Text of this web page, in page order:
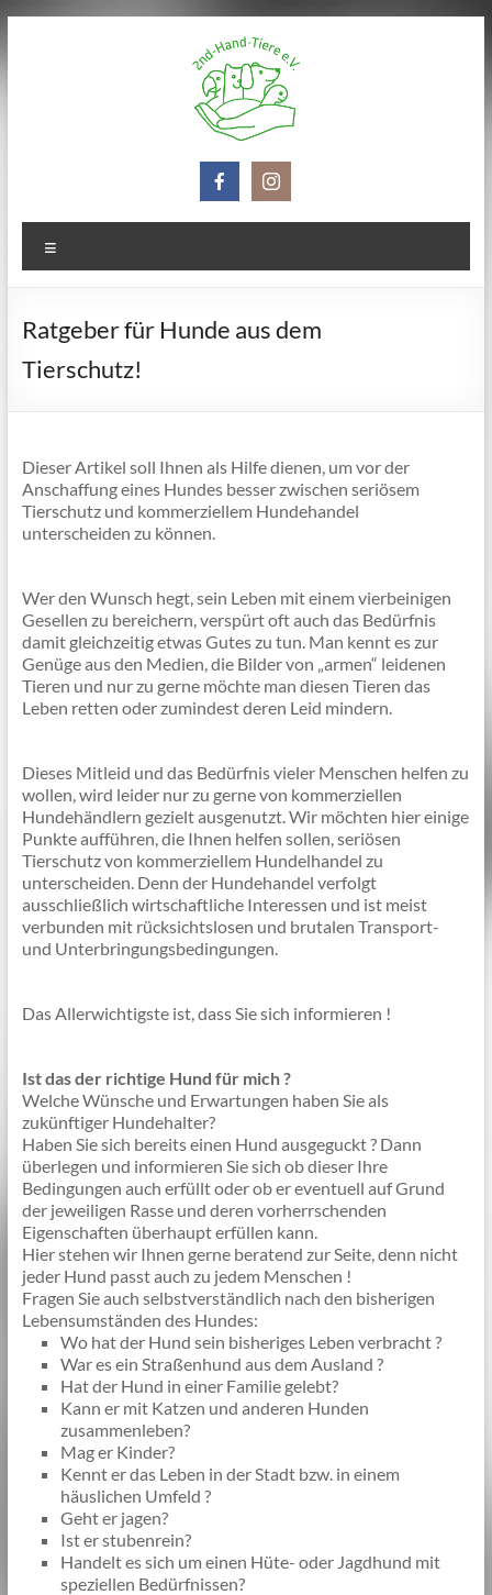
Hand-
Tiere
Ratgeber für Hunde aus dem
Tierschutz!
Dieser Artikel soll Ihnen als Hilfe dienen, um vor der
Anschaffung eines Hundes besser zwischen seriösem
Tierschutz und kommerziellem Hundehandel
unterscheiden zu können.
Wer den Wunsch hegt, sein Leben mit einem vierbeinigen
Gesellen zu bereichern, verspürt oft auch das Bedürfnis
damit gleichzeitig etwas Gutes zu tun. Man kennt es zur
Genüge aus den Medien, die Bilder von „armen“ leidenen
Tieren und nur zu gerne möchte man diesen Tieren das
Leben retten oder zumindest deren Leid mindern.
Dieses Mitleid und das Bedürfnis vieler Menschen helfen zu
wollen, wird leider nur zu gerne von kommerziellen
Hundehändlern gezielt ausgenutzt. Wir möchten hier einige
Punkte aufführen, die Ihnen helfen sollen, seriösen
Tierschutz von kommerziellem Hundelhandel zu
unterscheiden. Denn der Hundehandel verfolgt
ausschließlich wirtschaftliche Interessen und ist meist
verbunden mit rücksichtslosen und brutalen Transport-
und Unterbringungsbedingungen.
Das Allerwichtigste ist, dass Sie sich informieren !
Ist das der richtige Hund für mich ?
Welche Wünsche und Erwartungen haben Sie als
zukünftiger Hundehalter?
Haben Sie sich bereits einen Hund ausgeguckt ? Dann
überlegen und informieren Sie sich ob dieser Ihre
Bedingungen auch erfüllt oder ob er eventuell auf Grund
der jeweiligen Rasse und deren vorherrschenden
Eigenschaften überhaupt erfüllen kann.
Hier stehen wir Ihnen gerne beratend zur Seite, denn nicht
jeder Hund passt auch zu jedem Menschen !
Fragen Sie auch selbstverständlich nach den bisherigen
Lebensumständen des Hundes:
Wo hat der Hund sein bisheriges Leben verbracht ?
War es ein Straßenhund aus dem Ausland ?
Hat der Hund in einer Familie gelebt?
Kann er mit Katzen und anderen Hunden
zusammenleben?
Mag er Kinder?
Kennt er das Leben in der Stadt bzw. in einem
häuslichen Umfeld ?
Geht er jagen?
Ist er stubenrein?
Handelt es sich um einen Hüte- oder Jagdhund mit
speziellen Bedürfnissen?